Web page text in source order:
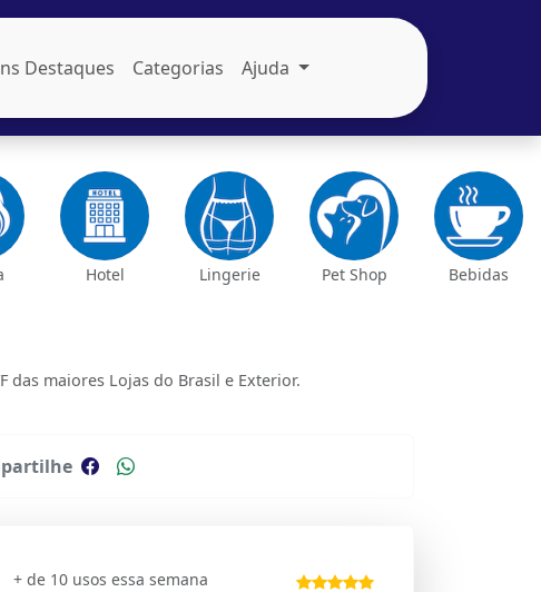
Destaques Categorias Ajuda
Hotel Lingerie Pet Shop Bebidas
das maiores Lojas do Brasil e Exterior.
+ de 10 usos essa semana